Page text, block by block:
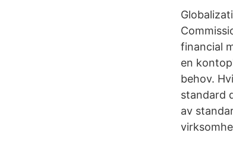
financial
en
behov.
standard
av